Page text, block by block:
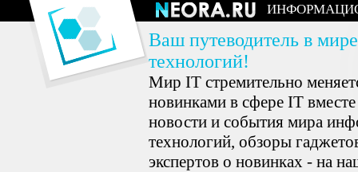
Ваш путеводитель в
технологий!
Мир IT стремительно
новинками в сфере IT
новости и события мира
технологий, обзоры
экспертов о новинках - на